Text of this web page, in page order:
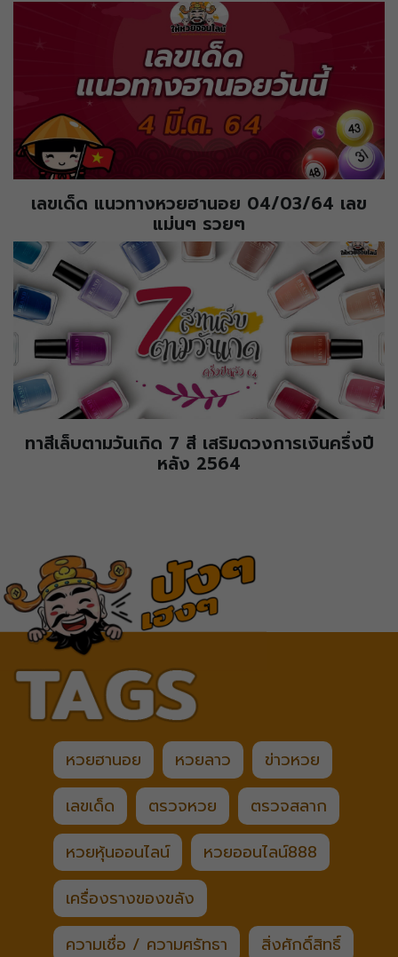
เลขเด็ด แนวทางหวยฮานอย 04/03/64 เลข
แม่นๆ รวยๆ
ทาสีเล็บตามวันเกิด 7 สี เสริมดวงการเงินครึ่งปี
หลัง 2564
หวยฮานอย หวยลาว
ข่าวหวย
เลขเด็ด
ตรวจหวย
ตรวจสลาก
หวยหุ้นออนไลน์
หวยออนไลน์888
เครื่องรางของขลัง
ความเชื่อ / ความศรัทธา
สิ่งศักดิ์สิทธิ์